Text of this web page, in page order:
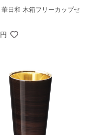
華日和 木箱フリーカップセ